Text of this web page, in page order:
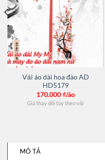
Vải áo dài hoa đào AD
HD5179
170.000₫/áo
Giá thay đổi tùy theo vải
MÔ TẢ